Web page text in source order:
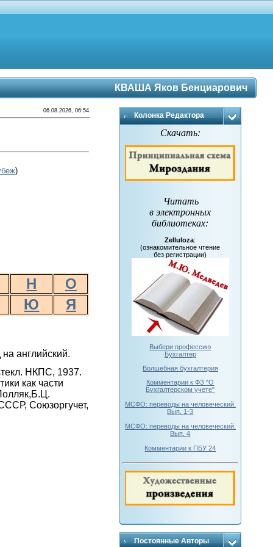
КВАША Яков Бенциарович
06.08.2026, 06:54
)
Н
О
Ю Я
английский.
НКПС, 1937.
как части
Союзоргучет,
Колонка Редактора
Скачать:
Читать
в электронных
библиотеках:
Zelluloza:
(ознакомительное чтение
без регистрации)
Выбери профессию
Бухгалтер
Волшебная бухгалтерия
Комментарии к ФЗ "О
Бухгалтерском учете"
МСФО: переводы на человеческий.
Вып. 1-3
МСФО: переводы на человеческий.
Вып. 4
Комментарии к ПБУ 24
Постоянные Авторы